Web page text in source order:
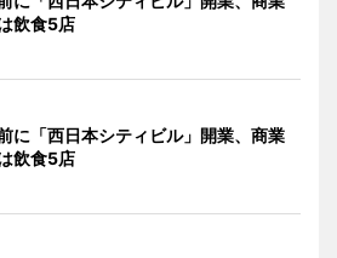
飲食5店
に「西日本シティビル」開業、商業
飲食5店